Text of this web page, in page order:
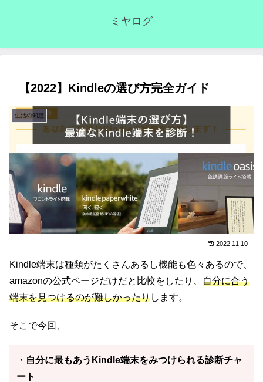
ミヤログ
【2022】Kindleの選び方完全ガイド
生活の知恵
2022.11.10
Kindle端末は種類がたくさんあるし機能も色々あるので、
amazonの公式ページだけだと比較をしたり、 自分に合う
端末を見つけるのが難しかったりします。
そこで今回、
・自分に最もあうKindle端末をみつけられる診断チャ
ート